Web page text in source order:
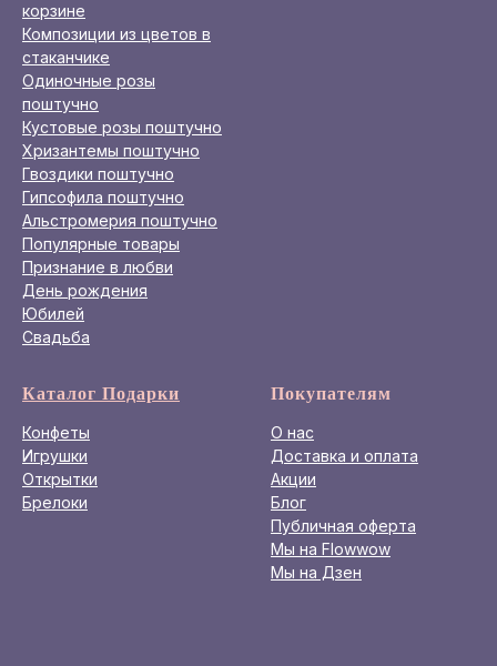
корзине
Композиции из цветов в
стаканчике
Одиночные розы
поштучно
Кустовые розы поштучно
Хризантемы поштучно
Гвоздики поштучно
Гипсофила поштучно
Альстромерия поштучно
Популярные товары
Признание в любви
День рождения
Юбилей
Свадьба
Каталог Подарки
Конфеты
Игрушки
Открытки
Брелоки
Покупателям
О нас
Доставка и оплата
Акции
Блог
Публичная оферта
Мы на Flowwow
Мы на Дзен